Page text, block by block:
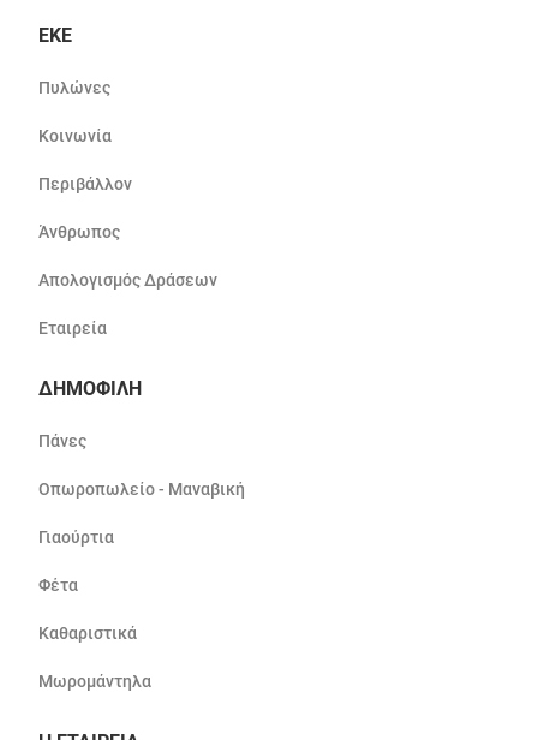
ΕΚΕ
Πυλώνες
Κοινωνία
Περιβάλλον
Άνθρωπος
Απολογισμός Δράσεων
Εταιρεία
ΔΗΜΟΦΙΛΗ
Πάνες
Οπωροπωλείο - Μαναβική
Γιαούρτια
Φέτα
Καθαριστικά
Μωρομάντηλα